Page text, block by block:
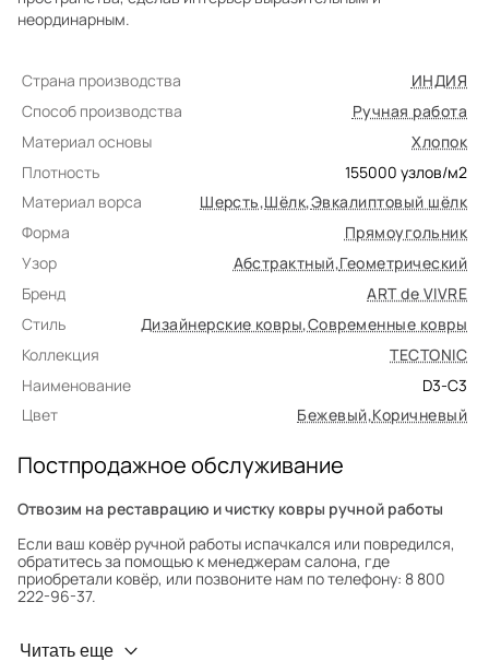
неординарным.
Страна производства
ИНДИЯ
Способ производства
Ручная работа
Материал основы
Хлопок
Плотность
155000 узлов/м2
Материал ворса
Шерсть,Шёлк,Эвкалиптовый шёлк
Форма
Прямоугольник
Узор
Абстрактный,Геометрический
Бренд
ART de VIVRE
Стиль
Дизайнерские ковры,Современные ковры
Коллекция
TECTONIC
Наименование
D3-C3
Цвет
Бежевый,Коричневый
Постпродажное обслуживание
Отвозим на реставрацию и чистку ковры ручной работы
Если ваш ковёр ручной работы испачкался или повредился,
обратитесь за помощью к менеджерам салона, где
приобретали ковёр, или позвоните нам по телефону: 8 800
222-96-37.
Профилактика износа
Читать еще